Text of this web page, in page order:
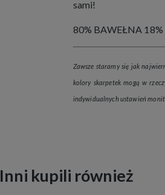
sami!
80% BAWEŁNA
Zawsze staramy się jak
kolory skarpetek mogą w
indywidualnych ustawień
Inni kupili również